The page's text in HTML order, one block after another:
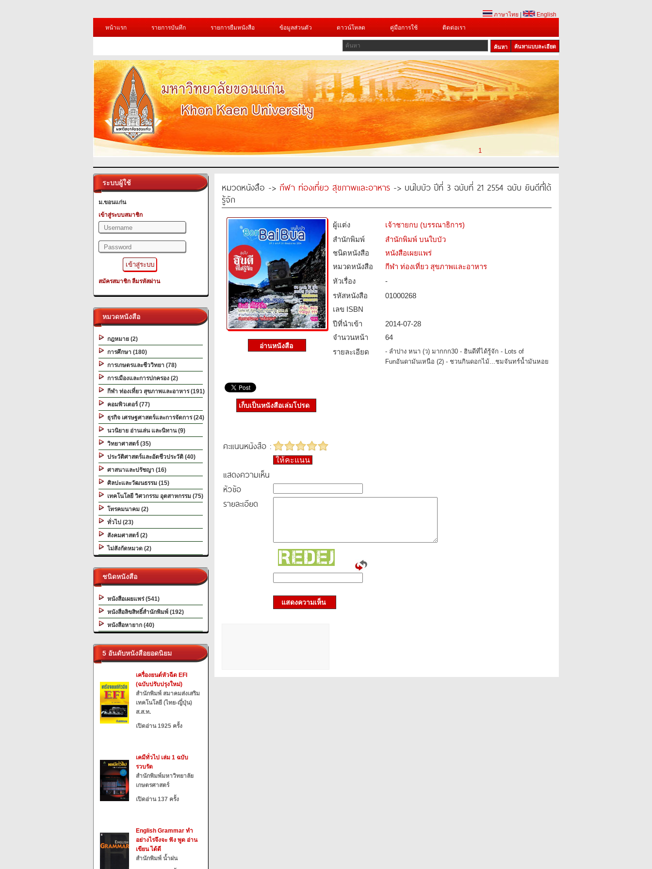
ภาษาไทย
English
หน้าแรก
รายการบันทึก รายการยืมหนังสือ ข้อมูลส่วนตัว ดาวน์โหลด คู่มือการใช้ ติดต่อเรา
ค้นหาแบบละเอียด
1
ระบบผู้ใช้
ม.ขอนแก่น
เข้าสู่ระบบสมาชิก
สมัครสมาชิก ลืมรหัสผ่าน
หมวดหนังสือ
กฎหมาย (2)
การศึกษา (180)
การเกษตรและชีววิทยา (78)
การเมืองและการปกครอง (2)
กีฬา ท่องเที่ยว สุขภาพและอาหาร (191)
คอมพิวเตอร์ (77)
ธุรกิจ เศรษฐศาสตร์และการจัดการ (24)
นวนิยาย อ่านเล่น และนิทาน (9)
วิทยาศาสตร์ (35)
ประวัติศาสตร์และอัตชีวประวัติ (40)
ศาสนาและปรัชญา (16)
ศิลปะและวัฒนธรรม (15)
เทคโนโลยี วิศวกรรม อุตสาหกรรม (75)
โทรคมนาคม (2)
ทั่วไป (23)
สังคมศาสตร์ (2)
ไม่สังกัดหมวด (2)
ชนิดหนังสือ
หนังสือเผยแพร่ (541)
หนังสือลิขสิทธิ์สำนักพิมพ์ (192)
หนังสือหายาก (40)
5 อันดับหนังสือยอดนิยม
เครื่องยนต์หัวฉีด EFI
(ฉบับปรับปรุงใหม่)
สำนักพิมพ์ สมาคมส่งเสริม
เทคโนโลยี (ไทย-ญี่ปุ่น)
ส.ส.ท.
เปิดอ่าน 1925 ครั้ง
เคมีทั่วไป เล่ม 1 ฉบับ
รวบรัด
สำนักพิมพ์มหาวิทยาลัย
เกษตรศาสตร์
เปิดอ่าน 137 ครั้ง
English Grammar ทำ
อย่างไรจึงจะ ฟัง พูด อ่าน
เขียน ได้ดี
สำนักพิมพ์ น้ำฝน
หมวดหนังสือ -> กีฬา ท่องเที่ยว สุขภาพและอาหาร -> บนใบบัว ปีที่ 3 ฉบับที่ 21 2554 ฉบับ ยินดีที่ได้
รู้จัก
ผู้แต่ง
เจ้าชายกบ (บรรณาธิการ)
สำนักพิมพ์
สำนักพิมพ์ บนใบบัว
ชนิดหนังสือ­
หนังสือเผยแพร่
หมวดหนังสือ­
กีฬา ท่องเที่ยว สุขภาพและอาหาร
หัวเรื่อง
-
รหัสหนังสือ­
01000268
เลข ISBN
ปีที่นำเข้า
2014-07-28
จำนวนหน้า
64
รายละเอียด
- ลำปาง หนา (ว) มากกก30 - ฮินดีที่ได้รู้จัก - Lots of
Funอันดามันเหนือ (2) - ชวนกินดอกไม้...ชมจันทร์น้ำมันหอย
เก็บเป็นหนังสือเล่มโปรด
คะแนนหนังสือ :
ให้คะแนน
แสดงความเห็น
หัวข้อ
รายละเอียด
แสดงความเห็น